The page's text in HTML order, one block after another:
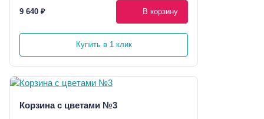
9 640 ₽ В корзину
Купить в 1 клик
Корзина с цветами №3